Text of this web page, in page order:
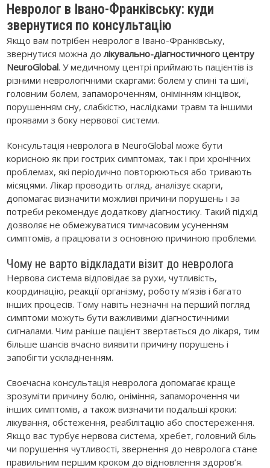
Невролог в Івано-Франківську: куди
звернутися по консультацію
Якщо вам потрібен невролог в Івано-Франківську,
звернутися можна долікувально-діагностичного центру
NeuroGlobal. У медичному центрі приймають пацієнтів із
різними неврологічними скаргами: болем у спині та шиї,
головним болем, запамороченням, онімінням кінцівок,
порушенням сну, слабкістю, наслідками травм та іншими
проявами з боку нервової системи.
Консультація невролога в NeuroGlobal може бути
корисною як при гострих симптомах, так і при хронічних
проблемах, які періодично повторюються або тривають
місяцями. Лікар проводить огляд, аналізує скарги,
допомагає визначити можливі причини порушень і за
потреби рекомендує додаткову діагностику. Такий підхід
дозволяє не обмежуватися тимчасовим усуненням
симптомів, а працювати з основною причиною проблеми.
Чому не варто відкладати візит до невролога
Нервова система відповідає за рухи, чутливість,
координацію, реакції організму, роботу м’язів і багато
інших процесів. Тому навіть незначні на перший погляд
симптоми можуть бути важливими діагностичними
сигналами. Чим раніше пацієнт звертається до лікаря, тим
більше шансів вчасно виявити причину порушень і
запобігти ускладненням.
Своєчасна консультація невролога допомагає краще
зрозуміти причину болю, оніміння, запаморочення чи
інших симптомів, а також визначити подальші кроки:
лікування, обстеження, реабілітацію або спостереження.
Якщо вас турбує нервова система, хребет, головний біль
чи порушення чутливості, звернення до невролога стане
правильним першим кроком до відновлення здоров’я.